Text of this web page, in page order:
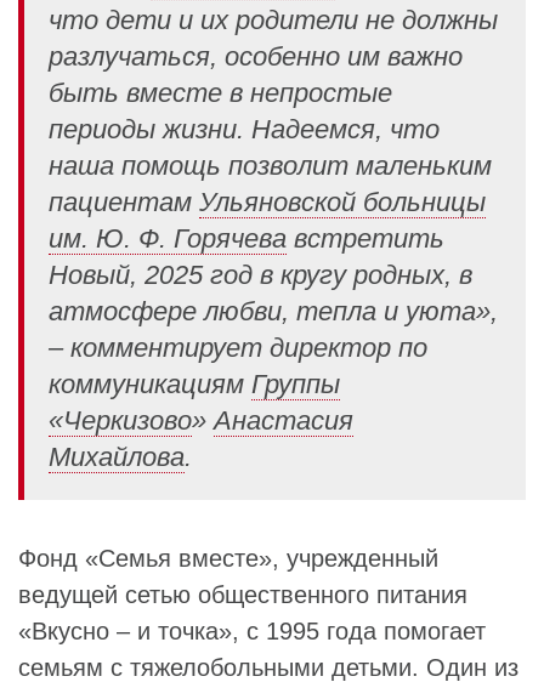
что дети и их родители не должны
разлучаться, особенно им важно
быть вместе в непростые
периоды жизни. Надеемся, что
наша помощь позволит маленьким
пациентам Ульяновской больницы
им. Ю. Ф. Горячева встретить
Новый, 2025 год в кругу родных, в
атмосфере любви, тепла и уюта»,
– комментирует директор по
коммуникациям Группы
«Черкизово»Анастасия
Михайлова.
Фонд «Семья вместе», учрежденный
ведущей сетью общественного питания
«Вкусно – и точка», с 1995 года помогает
семьям с тяжелобольными детьми. Один из